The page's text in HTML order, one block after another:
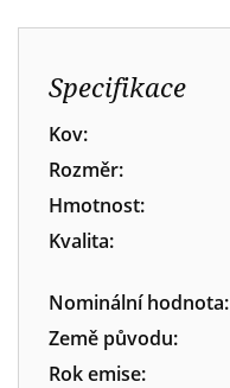
Specifikace
Kov:
Rozměr:
Hmotnost:
Kvalita:
Nominální hodnota:
Země původu:
Rok emise: